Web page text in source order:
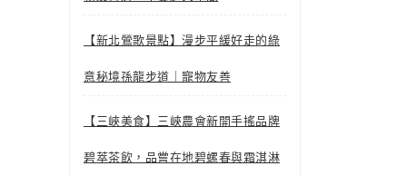
【新北鶯歌景點】漫步平緩好走的綠
意秘境孫龍步道｜寵物友善
【三峽美食】三峽農會新開手搖品牌
碧萃茶飲，品嘗在地碧螺春與霜淇淋